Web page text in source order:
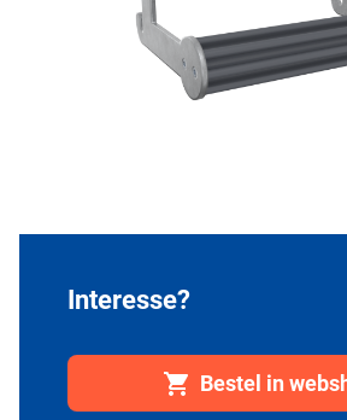
Interesse?
Bestel in